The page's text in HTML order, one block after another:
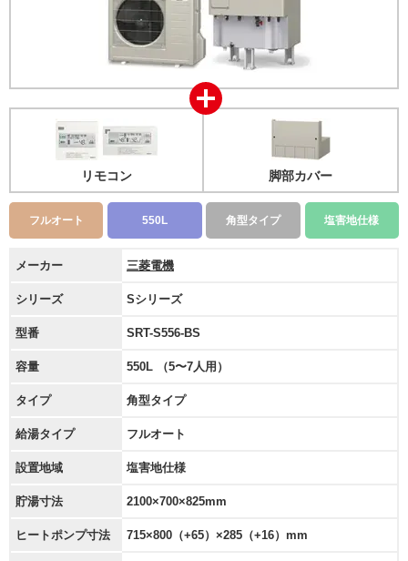
リモコン 脚部カバー
フルオート 550L 角型タイプ 塩害地仕様
メーカー 三菱電機
シリーズ Sシリーズ
型番 SRT-S556-BS
容量 550L （5〜7人用）
タイプ 角型タイプ
給湯タイプ フルオート
設置地域 塩害地仕様
貯湯寸法 2100×700×825mm
ヒートポンプ寸法 715×800（+65）×285（+16）mm